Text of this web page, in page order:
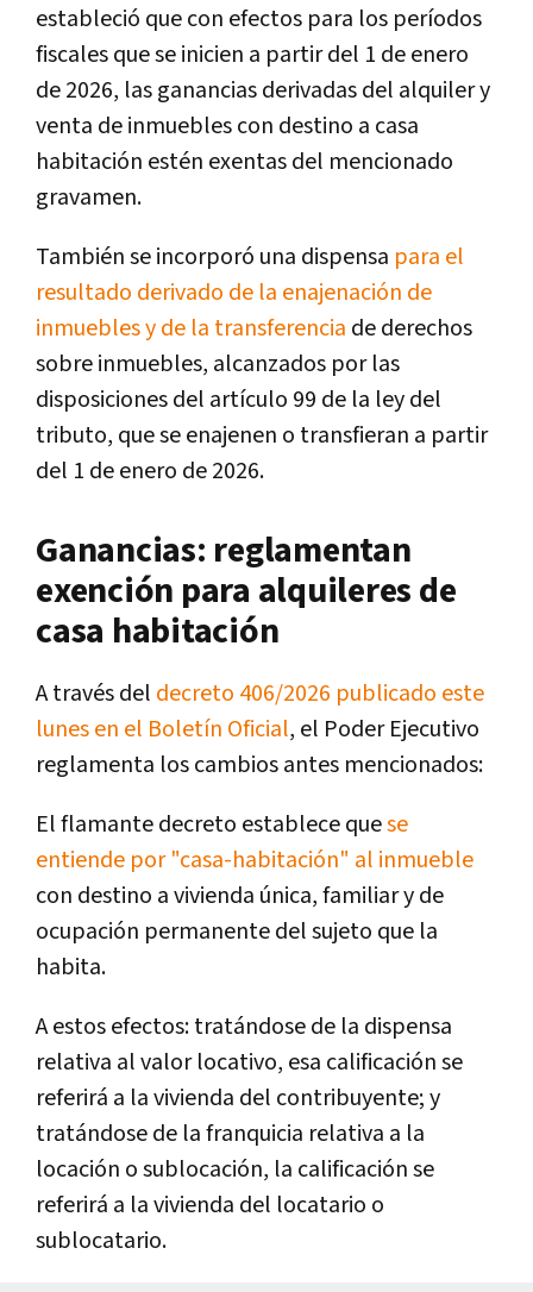
estableció que con efectos para los períodos
fiscales que se inicien a partir del 1 de enero
de 2026, las ganancias derivadas del alquiler y
venta de inmuebles con destino a casa
habitación estén exentas del mencionado
gravamen.
También se incorporó una dispensa para el
resultado derivado de la enajenación de
inmuebles y de la transferencia de derechos
sobre inmuebles, alcanzados por las
disposiciones del artículo 99 de la ley del
tributo, que se enajenen o transfieran a partir
del 1 de enero de 2026.
Ganancias: reglamentan
exención para alquileres de
casa habitación
A través del decreto 406/2026 publicado este
lunes en el Boletín Oficial, el Poder Ejecutivo
reglamenta los cambios antes mencionados:
El flamante decreto establece quese
entiende por "casa-habitación" al inmueble
con destino a vivienda única, familiar y de
ocupación permanente del sujeto que la
habita.
A estos efectos: tratándose de la dispensa
relativa al valor locativo, esa calificación se
referirá a la vivienda del contribuyente; y
tratándose de la franquicia relativa a la
locación o sublocación, la calificación se
referirá a la vivienda del locatario o
sublocatario.